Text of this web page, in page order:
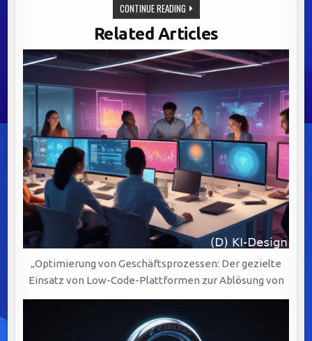
CONTINUE READINGEFFIZIENZSTEIGERUNG
IN
IT-
ABTEILUNGEN
DURCH
GEZIELTE
DATENSTRATEGIEN
UND
AUTOMATISIERUNG
Related Articles
„Optimierung von Geschäftsprozessen: Der gezielte
Einsatz von Low-Code-Plattformen zur Ablösung von